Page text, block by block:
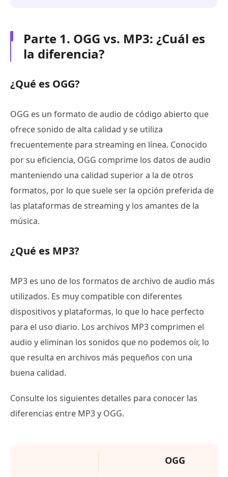
Parte 1. OGG vs. MP3: ¿Cuál es
la diferencia?
¿Qué es OGG?
OGG es un formato de audio de código abierto que
ofrece sonido de alta calidad y se utiliza
frecuentemente para streaming en línea. Conocido
por su eficiencia, OGG comprime los datos de audio
manteniendo una calidad superior a la de otros
formatos, por lo que suele ser la opción preferida de
las plataformas de streaming y los amantes de la
música.
¿Qué es MP3?
MP3 es uno de los formatos de archivo de audio más
utilizados. Es muy compatible con diferentes
dispositivos y plataformas, lo que lo hace perfecto
para el uso diario. Los archivos MP3 comprimen el
audio y eliminan los sonidos que no podemos oír, lo
que resulta en archivos más pequeños con una
buena calidad.
Consulte los siguientes detalles para conocer las
diferencias entre MP3 y OGG.
OGG